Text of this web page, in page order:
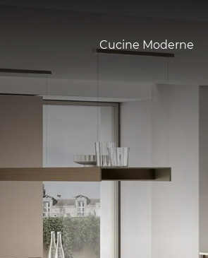
Cucine Moderne